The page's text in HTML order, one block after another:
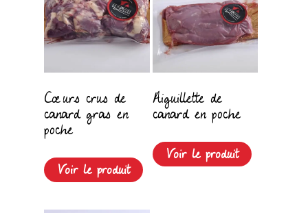
Cœurs crus de
canard gras en
poche
Voir le produit
Aiguillette de
canard en poche
Voir le produit